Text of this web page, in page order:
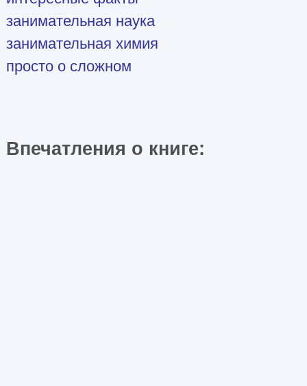
занимательная наука
занимательная химия
просто о сложном
Впечатления о книге: